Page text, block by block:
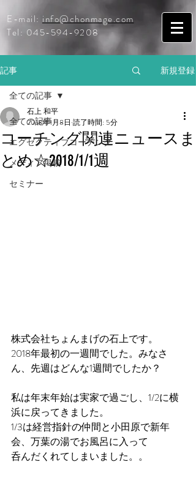
E-mail: info@chonmage.com
Tel: 045-594-9208
記事 新規登録
全ての記事
エグゼクティブコーチング
メディア掲載
セミナー
全ての記事
コーチング関連ニュースま
とめ☆2018/1/1週
石上 和平
2018年1月8日 読了時間: 5分
株式会社ちょんまげの石上です。
2018年最初の一週間でした。みなさ
ん、先週はどんな1週間でしたか？
私は年末年始は実家で過ごし、1/2に横
浜に戻ってきました。
1/3は経営指針の仲間と小田原で新年
会、万葉の湯でお風呂に入って
呑んだくれてしまいました。。